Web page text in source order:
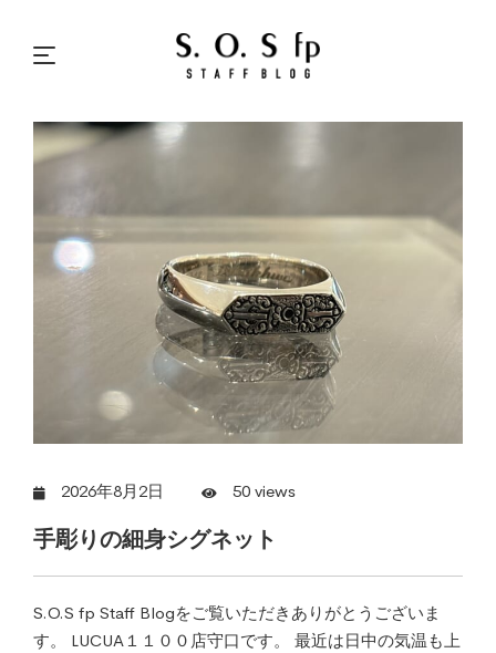
2026年8月2日 50 views
手彫りの細身シグネット
S.O.S fp Staff Blogをご覧いただきありがとうございま
す。 LUCUA１１００店守口です。 最近は日中の気温も上